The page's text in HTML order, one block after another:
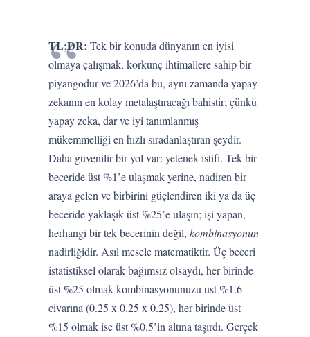
TL;DR: Tek bir konuda dünyanın en iyisi
olmaya çalışmak, korkunç ihtimallere sahip bir
piyangodur ve 2026’da bu, aynı zamanda yapay
zekanın en kolay metalaştıracağı bahistir; çünkü
yapay zeka, dar ve iyi tanımlanmış
mükemmelliği en hızlı sıradanlaştıran şeydir.
Daha güvenilir bir yol var: yetenek istifi. Tek bir
beceride üst %1’e ulaşmak yerine, nadiren bir
araya gelen ve birbirini güçlendiren iki ya da üç
beceride yaklaşık üst %25’e ulaşın; işi yapan,
herhangi bir tek becerinin değil,kombinasyonun
nadirliğidir. Asıl mesele matematiktir. Üç beceri
istatistiksel olarak bağımsız olsaydı, her birinde
üst %25 olmak kombinasyonunuzu üst %1.6
civarına (0.25 x 0.25 x 0.25), her birinde üst
%15 olmak ise üst %0.5’in altına taşırdı. Gerçek